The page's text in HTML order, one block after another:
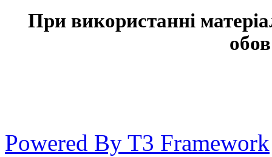
При використанні
Powered By T3 Framework